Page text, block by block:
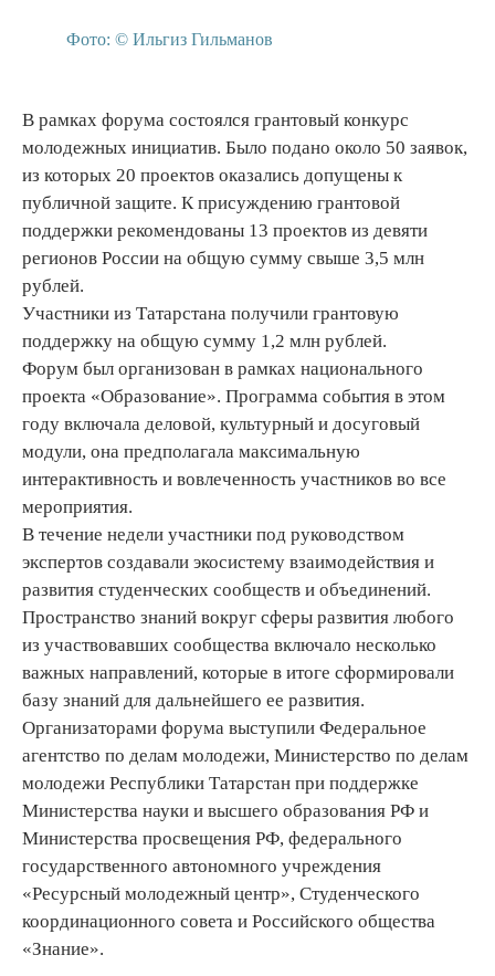
Фото: © Ильгиз Гильманов
В рамках форума состоялся грантовый конкурс
молодежных инициатив. Было подано около 50 заявок,
из которых 20 проектов оказались допущены к
публичной защите. К присуждению грантовой
поддержки рекомендованы 13 проектов из девяти
регионов России на общую сумму свыше 3,5 млн
рублей.
Участники из Татарстана получили грантовую
поддержку на общую сумму 1,2 млн рублей.
Форум был организован в рамках национального
проекта «Образование». Программа события в этом
году включала деловой, культурный и досуговый
модули, она предполагала максимальную
интерактивность и вовлеченность участников во все
мероприятия.
В течение недели участники под руководством
экспертов создавали экосистему взаимодействия и
развития студенческих сообществ и объединений.
Пространство знаний вокруг сферы развития любого
из участвовавших сообщества включало несколько
важных направлений, которые в итоге сформировали
базу знаний для дальнейшего ее развития.
Организаторами форума выступили Федеральное
агентство по делам молодежи, Министерство по делам
молодежи Республики Татарстан при поддержке
Министерства науки и высшего образования РФ и
Министерства просвещения РФ, федерального
государственного автономного учреждения
«Ресурсный молодежный центр», Студенческого
координационного совета и Российского общества
«Знание».